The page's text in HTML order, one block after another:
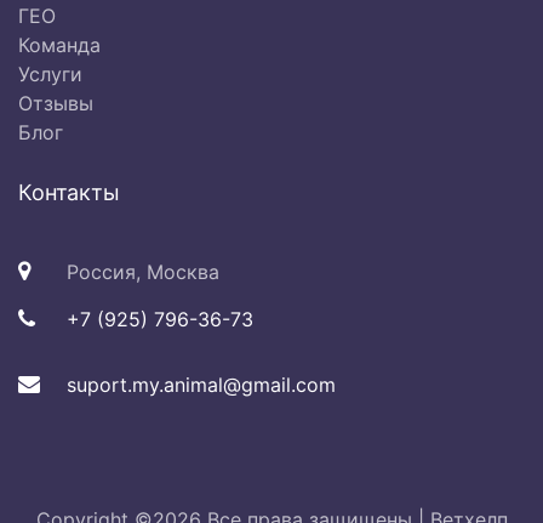
ГЕО
Команда
Услуги
Отзывы
Блог
Контакты
Россия, Москва
+7 (925) 796-36-73
suport.my.animal@gmail.com